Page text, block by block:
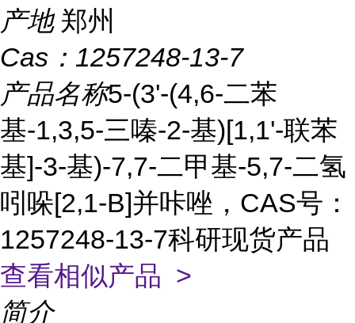
产地 郑州
Cas： 1257248-13-7
产品名称5-(3'-(4,6-二苯
基-1,3,5-三嗪-2-基)[1,1'-联苯
基]-3-基)-7,7-二甲基-5,7-二氢
吲哚[2,1-B]并咔唑，CAS号：
1257248-13-7科研现货产品
查看相似产品 >
简介